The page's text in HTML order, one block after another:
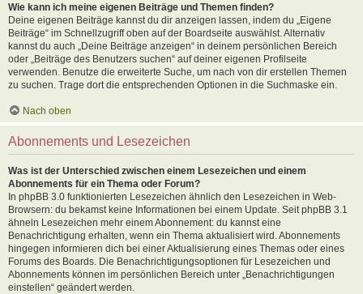
Wie kann ich meine eigenen Beiträge und Themen finden?
Deine eigenen Beiträge kannst du dir anzeigen lassen, indem du „Eigene
Beiträge“ im Schnellzugriff oben auf der Boardseite auswählst. Alternativ
kannst du auch „Deine Beiträge anzeigen“ in deinem persönlichen Bereich
oder „Beiträge des Benutzers suchen“ auf deiner eigenen Profilseite
verwenden. Benutze die erweiterte Suche, um nach von dir erstellen Themen
zu suchen. Trage dort die entsprechenden Optionen in die Suchmaske ein.
Nach oben
Abonnements und Lesezeichen
Was ist der Unterschied zwischen einem Lesezeichen und einem
Abonnements für ein Thema oder Forum?
In phpBB 3.0 funktionierten Lesezeichen ähnlich den Lesezeichen in Web-
Browsern: du bekamst keine Informationen bei einem Update. Seit phpBB 3.1
ähneln Lesezeichen mehr einem Abonnement: du kannst eine
Benachrichtigung erhalten, wenn ein Thema aktualisiert wird. Abonnements
hingegen informieren dich bei einer Aktualisierung eines Themas oder eines
Forums des Boards. Die Benachrichtigungsoptionen für Lesezeichen und
Abonnements können im persönlichen Bereich unter „Benachrichtigungen
einstellen“ geändert werden.